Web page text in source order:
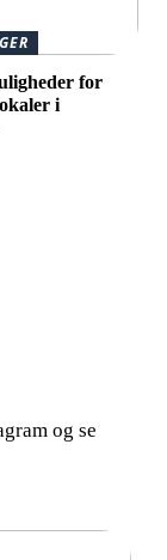
for
i
og se